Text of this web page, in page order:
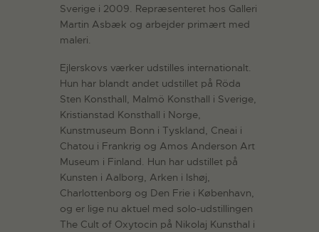
Sverige i 2009. Repræsenteret hos Galleri
Martin Asbæk og arbejder primært med
maleri.
Ejlerskovs værker udstilles internationalt.
Hun har blandt andet udstillet på Röda
Sten Konsthall, Malmö Konsthall i Sverige,
Kristianstad Konsthall i Norge,
Kunstmuseum Bonn i Tyskland, Cneai i
Chatou i Frankrig og Amos Anderson Art
Museum i Finland. Hun har udstillet på
Kunsten i Aalborg, Arken i Ishøj,
Charlottenborg og Den Frie i København,
og er lige nu aktuel med solo-udstillingen
The Cult of Oxytocin på Nikolaj Kunsthal i